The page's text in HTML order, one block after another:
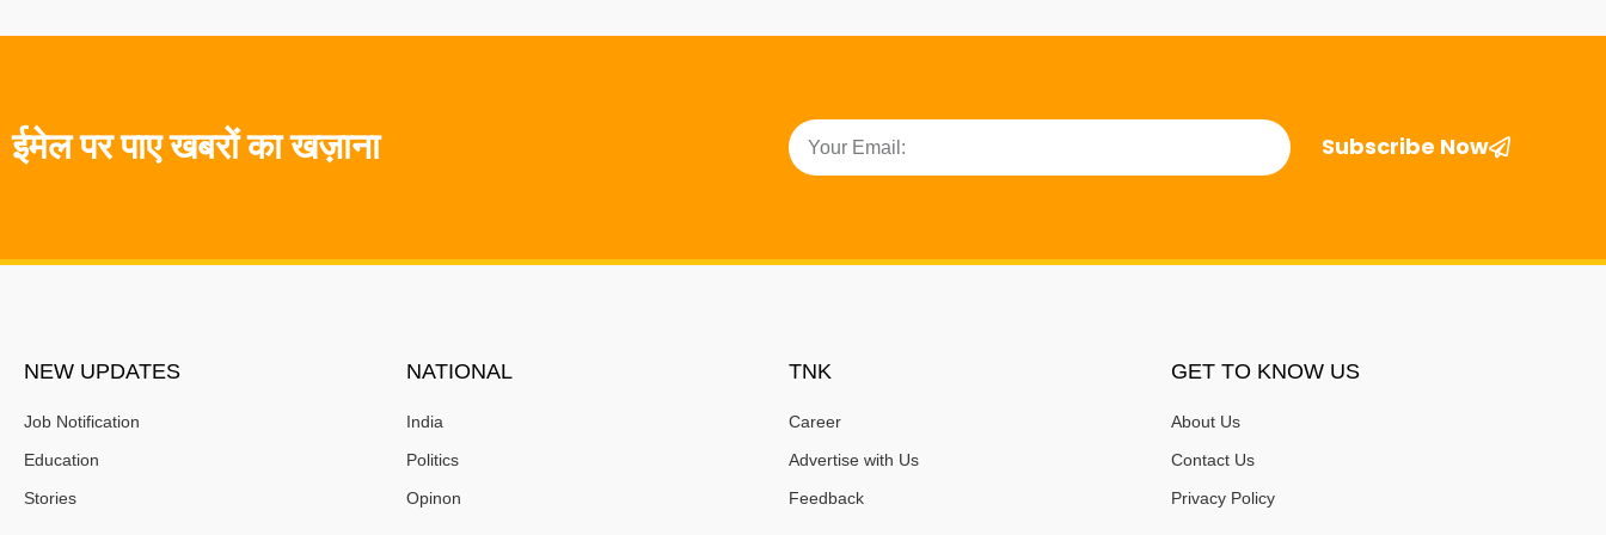
ईमेल पर पाए खबरों का खज़ाना Subscribe Now
NEW UPDATES
Job Notification
Education
Stories
NATIONAL
India
Politics
Opinon
TNK
Career
Advertise with Us
Feedback
GET TO KNOW US
About Us
Contact Us
Privacy Policy